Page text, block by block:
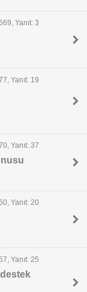
Yanıt: 3
Yanıt: 19
Yanıt: 37
Yanıt: 20
Yanıt: 25
destek